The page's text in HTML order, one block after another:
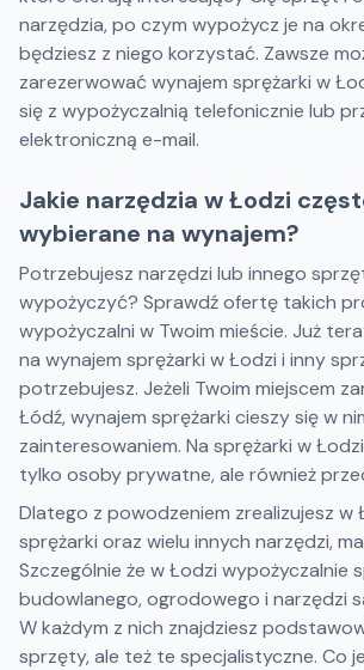
narzędzia, po czym wypożycz je na
będziesz z niego korzystać. Zawsze
zarezerwować wynajem sprężarki w
się z wypożyczalnią telefonicznie lub
elektroniczną e-mail.
Jakie narzędzia w Łodzi
wybierane na wynajem?
Potrzebujesz narzędzi lub innego
wypożyczyć? Sprawdź ofertę takich
wypożyczalni w Twoim mieście. Już
na wynajem sprężarki w Łodzi i inny
potrzebujesz. Jeżeli Twoim miejscem
Łódź, wynajem sprężarki cieszy się w
zainteresowaniem. Na sprężarki w
tylko osoby prywatne, ale również
Dlatego z powodzeniem zrealizujesz w
sprężarki oraz wielu innych narzędzi,
Szczególnie że w Łodzi wypożyczalnie
budowlanego, ogrodowego i narzędzi
W każdym z nich znajdziesz
sprzęty, ale też te specjalistyczne. Co